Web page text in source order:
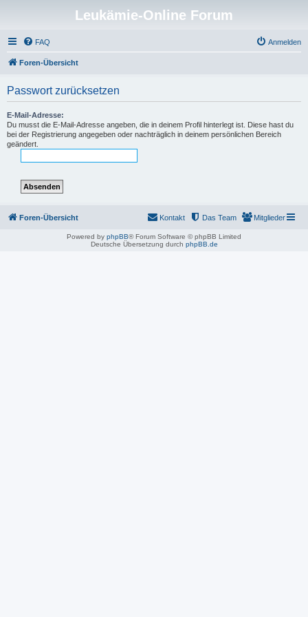
Leukämie-Online Forum
FAQ Anmelden
Foren-Übersicht
Passwort zurücksetzen
E-Mail-Adresse:
Du musst die E-Mail-Adresse angeben, die in deinem Profil hinterlegt ist. Diese hast du
bei der Registrierung angegeben oder nachträglich in deinem persönlichen Bereich
geändert.
Foren-Übersicht Mitglieder
Das Team
Kontakt
Powered by phpBB® Forum Software © phpBB Limited
Deutsche Übersetzung durch phpBB.de